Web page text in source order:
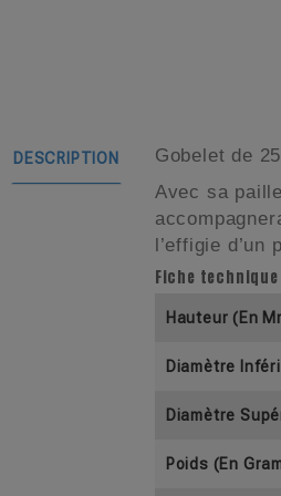
DESCRIPTION
Gobelet de
Avec sa
l’effigie
Fiche technique
Hauteur (En
Diamètre
Diamètre
Poids (En